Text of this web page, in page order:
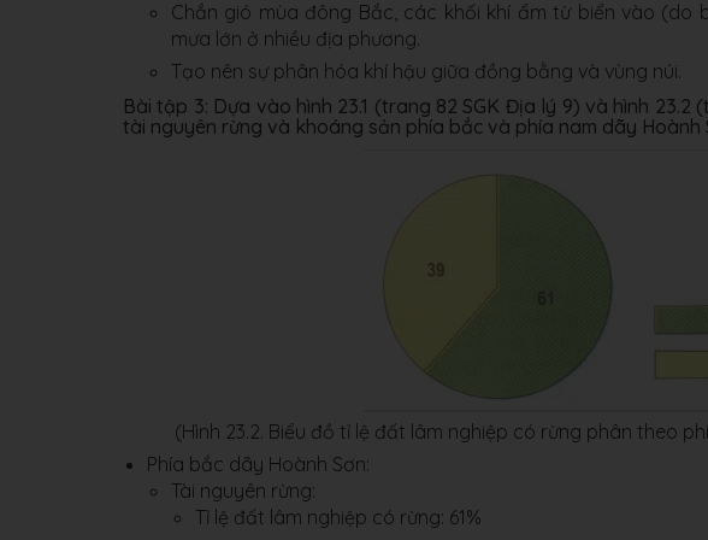
Chắn gió mùa đông Bắc, các khối khí ẩm từ biển vào
mưa lớn ở nhiều địa phương.
Tạo nên sự phân hóa khí hậu giữa đồng bằng và vùng núi.
Bài tập 3: Dựa vào hình 23.1 (trang 82 SGK Địa lý 9) và hình
tài nguyên rừng và khoáng sản phía bắc và phía nam dãy Hoành
(Hình 23.2. Biểu đồ tỉ lệ đất lâm nghiệp có rừng phân theo
Phía bắc dãy Hoành Sơn:
Tài nguyên rừng:
Tỉ lệ đất lâm nghiệp có rừng: 61%